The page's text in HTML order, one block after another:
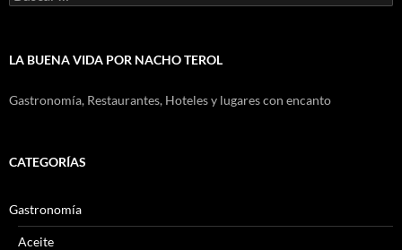
LA BUENA VIDA POR NACHO TEROL
Gastronomía, Restaurantes, Hoteles y lugares con encanto
CATEGORÍAS
Gastronomía
Aceite